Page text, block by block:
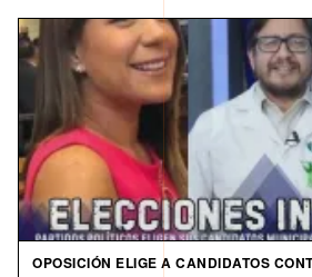
OPOSICIÓN ELIGE A CANDIDATOS